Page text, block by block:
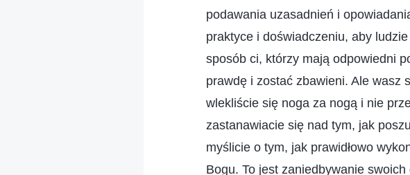
podawania uzasadnień i
praktyce i doświadczeniu, aby
sposób ci, którzy mają odpowiedni
prawdę i zostać zbawieni. Ale wasz
wlekliście się noga za nogą i nie
zastanawiacie się nad tym, jak
myślicie o tym, jak prawidłowo
Bogu. To jest zaniedbywanie